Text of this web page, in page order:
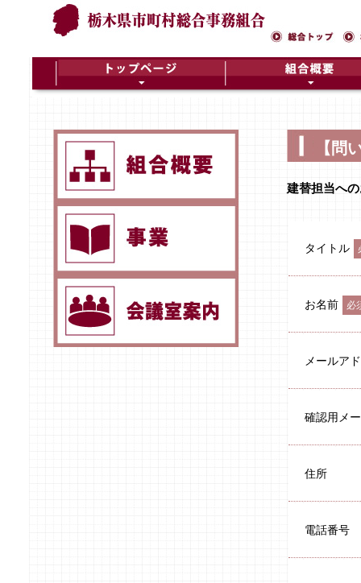
【問
建替担当へ
タイトル
お名前 必
メールア
確認用メ
住所
電話番号